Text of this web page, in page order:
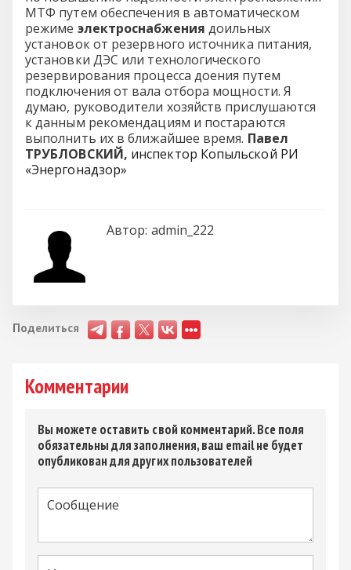
МТФ путем обеспечения в автоматическом
режиме электроснабжения доильных
установок от резервного источника питания,
установки ДЭС или технологического
резервирования процесса доения путем
подключения от вала отбора мощности. Я
думаю, руководители хозяйств прислушаются
к данным рекомендациям и постараются
выполнить их в ближайшее время. Павел
ТРУБЛОВСКИЙ, инспектор Копыльской РИ
«Энергонадзор»
Автор: admin_222
Поделиться
Комментарии
Вы можете оставить свой комментарий. Все поля
обязательны для заполнения, ваш email не будет
опубликован для других пользователей